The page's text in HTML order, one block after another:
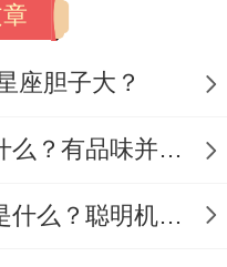
咖啡馆别只顾着
翻出来聊聊。遇到
坐过山车 -尖叫
座胆子大？
天秤座男人性格特点是什么？有品味并注重美感
水瓶座的男人性格特点是什么？聪明机智理性冷静